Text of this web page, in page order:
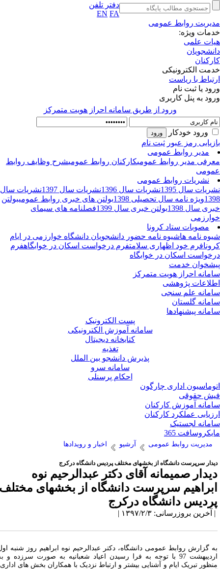
دفتر تلفن
EN FA
روابط عمومی
ویژه:
علمی
الکترونیکی
با ریاست
یا ثبت نام
به پنل کاربری
ورود از طريق سامانه احراز هويت متمركز
ورود خودکار
رمز عبور ثبت نام
مدیر روابط عمومی
مدیر روابط عمومیکارکنان روابط عمومیشرح وظایف روابط
نشریات روابط عمومی
سال 1395
نشریات سال 1396 نشریات سال 1397
نشریات سال
ویژه نامه سال تحصیلی 1398 بولتن های خبری روابط عمومیبولتن
سال 1398
بولتن خبری سال 1399
فصلنامه های سیمای
مصوبات ستاد کرونا
نامه هاشیوه نامه حضور دانشجویان دانشگاه خوارزمی در ایام
فرم خود اظهاری سلامتفرم درخواست اسکان در خوابگاهفرم
اسکان در خوابگاه
خدمت
احراز هویت متمرکز
پژوهشی
علم سنجی
گلستان
پیشنهادها
پست الکترونیک
سامانه آموزش الکترونیکی
کتابخانه دیجیتال
تغذیه
پذیرش دانشجو بین الملل
سامانه سرو
احکام پرسنلی
اداری چارگون
حقوقی
آموزش کارکنان
عملکرد کارکنان
لجستیک
365
مدیریت روابط عمومی آرشیو اخبار و رویدادها
سرپرست دانشگاه از بخشهای مختلف پردیس دانشگاه درکرج
صمیمانه آقای دکتر عبدالرحیم نوه
سرپرست دانشگاه از بخشهای مختلف
دانشگاه درکرج
بروزرسانی: ۱۳۹۷/۲/۳ |
گزارش روابط عمومی دانشگاه، دکتر عبدالرحیم نوه ابراهیم روز شنبه اول
اردیبهشت 97 با توجه به فرا رسیدن اعیاد شعبانیه به صورت سرزده و به
تبریک ایام و آشنایی بیشتر و ارتباط نزدیک با همکاران بخش های اداری،